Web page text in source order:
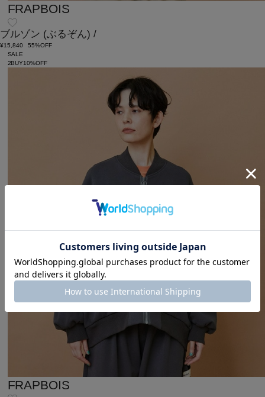
FRAPBOIS
ブルゾン (ぶるぞん) /
¥15,840
55%OFF
SALE
2BUY10%OFF
FRAPBOIS